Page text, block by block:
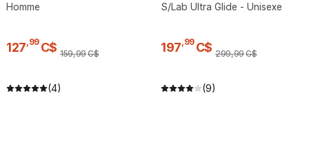
Homme
127,99 C$ 159,99C$
(4)
S/Lab Ultra Glide - Unisexe
197,99 C$ 299,99C$
(9)